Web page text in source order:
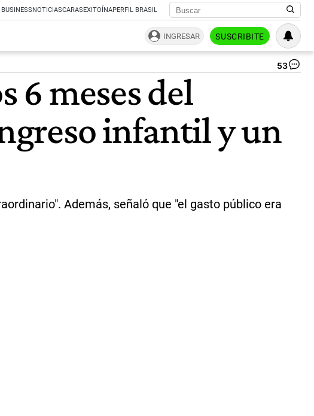
BUSINESSNOTICIASCARASEXITOÍNAPERFIL BRASIL
INGRESAR SUSCRIBITE
53
6 meses del
infantil y un
Además, señaló que "el gasto público era